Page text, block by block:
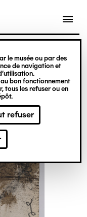
le musée ou par des
de navigation et
au bon fonctionnement
tous les refuser ou en
refuser